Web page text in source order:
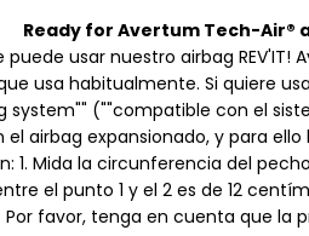
Ready for Avertum Tech-Air®
usar nuestro airbag
usa habitualmente. Si quiere
system"" (""compatible con el
airbag expansionado, y para
1. Mida la circunferencia del
el punto 1 y el 2 es de 12
Por favor, tenga en cuenta que